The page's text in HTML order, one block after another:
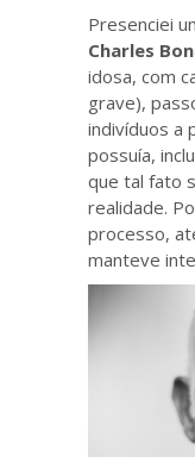
Presenciei
Charles
idosa, com
grave),
indivíduos a
possuía,
que tal fato
realidade.
processo,
manteve